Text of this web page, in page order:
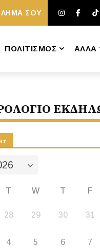
ΣΟΥ
ΠΟΛΙΤΙΣΜΟΣ ΑΛΛΑ
T W T F
28 29 30 31
4 5 6 7